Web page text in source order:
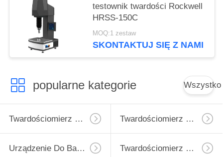
testownik twardości Rockwell
HRSS-150C
MOQ:1 zestaw
SKONTAKTUJ SIĘ Z NAMI
popularne kategorie Wszystko
Twardościomierz Micro Vickers Twardościomierz Vickersa
Urządzenie Do Badania Twardości Rockwell Twardościomierz Brinella